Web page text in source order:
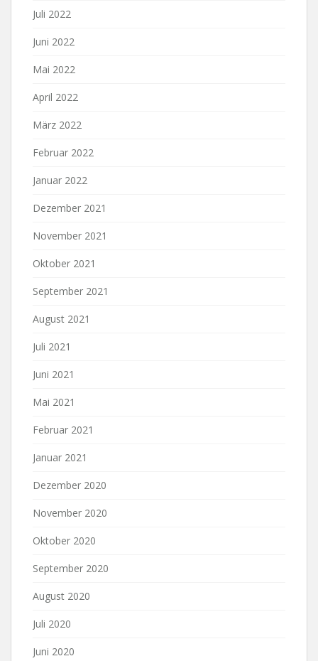
Juli 2022
Juni 2022
Mai 2022
April 2022
März 2022
Februar 2022
Januar 2022
Dezember 2021
November 2021
Oktober 2021
September 2021
August 2021
Juli 2021
Juni 2021
Mai 2021
Februar 2021
Januar 2021
Dezember 2020
November 2020
Oktober 2020
September 2020
August 2020
Juli 2020
Juni 2020